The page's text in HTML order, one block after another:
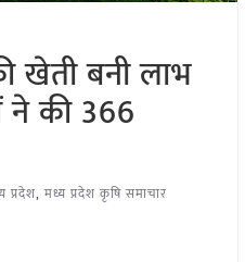
खेती बनी लाभ
ने की 366
प्रदेश, मध्य प्रदेश कृषि समाचार